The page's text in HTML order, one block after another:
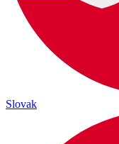
Slovak